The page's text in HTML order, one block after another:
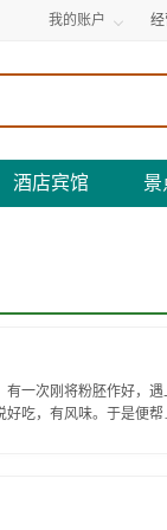
我的账户 经
酒店宾馆 景
有一次刚将粉胚作好，遇
吃，有风味。于是便帮